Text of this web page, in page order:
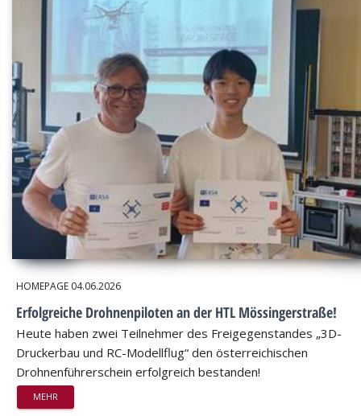
HOMEPAGE 04.06.2026
Erfolgreiche Drohnenpiloten an der HTL Mössingerstraße!
Heute haben zwei Teilnehmer des Freigegenstandes „3D-
Druckerbau und RC-Modellflug“ den österreichischen
Drohnenführerschein erfolgreich bestanden!
MEHR